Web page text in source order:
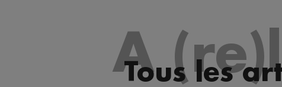
Actualités Régionales 09h04
Actualités Régionales 08h34
A
Tous les